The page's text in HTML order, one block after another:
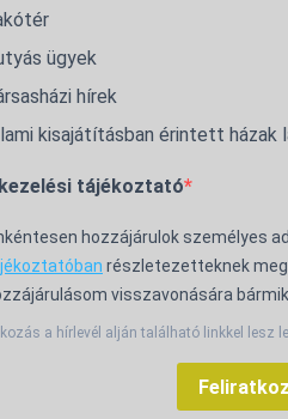
ügyek
hírek
kisajátításban érintett házak
tájékoztató
hozzájárulok személyes
részletezetteknek
visszavonására
a hírlevél alján található linkkel lesz